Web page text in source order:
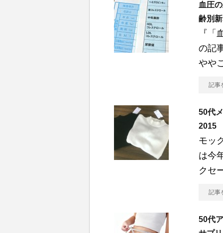
血圧
齢別
『「
の記
やや
記事
50代
2015
モッ
は今
クセ
記事
50代